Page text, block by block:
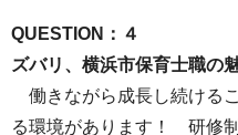
QUESTION：４
ズバリ、横浜市保育士職の
働きながら成長し続ける
る環境があります！ 研修